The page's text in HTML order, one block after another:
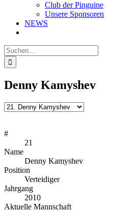
Club der Pinguine
Unsere Sponsoren
NEWS
Suche
nach:
Denny Kamyshev
#
21
Name
Denny Kamyshev
Position
Verteidiger
Jahrgang
2010
Aktuelle Mannschaft